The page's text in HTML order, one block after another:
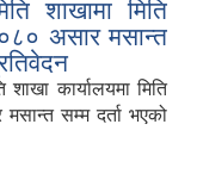
शाखामा मिति
असार मसान्त
कार्यालयमा मिति
सम्म दर्ता भएको